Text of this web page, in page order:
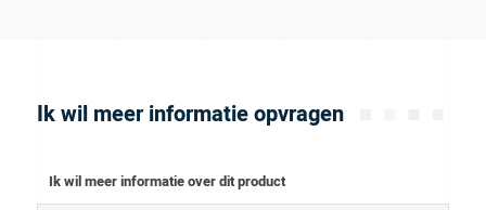
Ik wil meer informatie opvragen
Ik wil meer informatie over dit product